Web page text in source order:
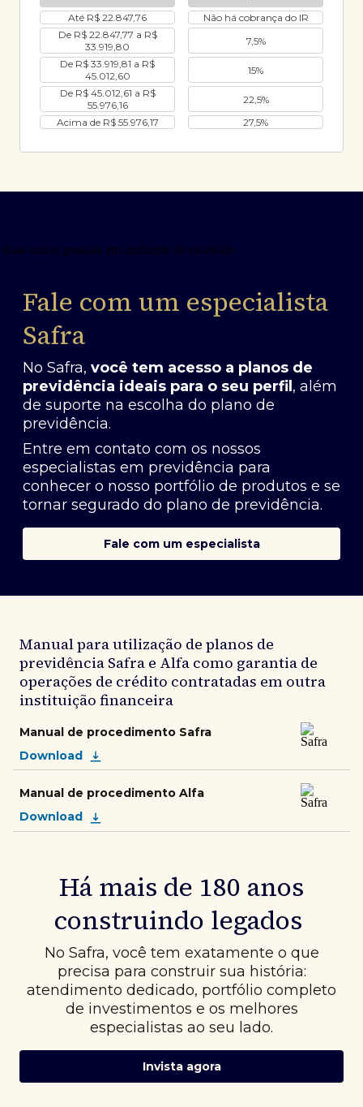
Até R$ 22.847,76
Não há cobrança do IR
De R$ 22.847,77 a R$
33.919,80
7,5%
De R$ 33.919,81 a R$
45.012,60
15%
De R$ 45.012,61 a R$
55.976,16
22,5%
Acima de R$ 55.976,17
27,5%
Fale com um especialista
Safra
No Safra, você tem acesso a planos de
previdência ideais para o seu perfil , além
de suporte na escolha do plano de
previdência.
Entre em contato com os nossos
especialistas em previdência para
conhecer o nosso portfólio de produtos e se
tornar segurado do plano de previdência.
Fale com um especialista
Manual para utilização de planos de
previdência Safra e Alfa como garantia de
operações de crédito contratadas em outra
instituição financeira
Manual de procedimento Safra
Download
Manual de procedimento Alfa
Download
Há mais de 180 anos
construindo legados
No Safra, você tem exatamente o que
precisa para construir sua história:
atendimento dedicado, portfólio completo
de investimentos e os melhores
especialistas ao seu lado.
Invista agora